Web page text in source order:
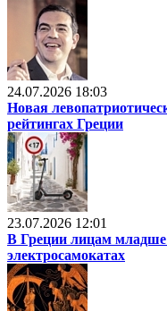
24.07.2026 18:03
Новая
рейтингах Греции
23.07.2026 12:01
В Греции лицам младше
электросамокатах